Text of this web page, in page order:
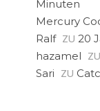
Minuten
Mercury
Ralf ZU 20
hazamel ZU
Sari ZU